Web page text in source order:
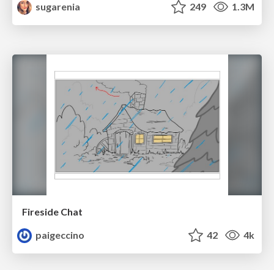
sugarenia
249 1.3M
Fireside Chat
paigeccino
42 4k